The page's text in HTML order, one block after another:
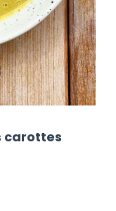
carottes